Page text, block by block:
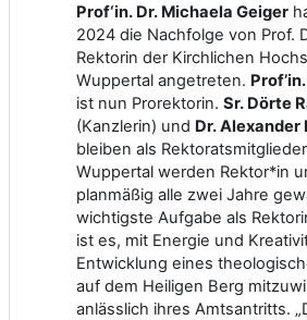
Prof‘in. Dr. Michaela Geiger
2024 die Nachfolge von Prof.
Rektorin der Kirchlichen
Wuppertal angetreten.
ist nun Prorektorin. Sr. Dörte
(Kanzlerin) und Dr. Alexander
bleiben als
Wuppertal werden Rektor*in
planmäßig alle zwei Jahre
wichtigste Aufgabe als
ist es, mit Energie und
Entwicklung eines
auf dem Heiligen Berg
anlässlich ihres Amtsantritts.